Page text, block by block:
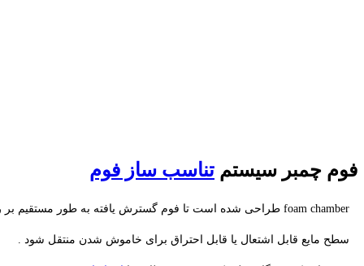
فوم چمبر سیستم تناسب ساز فوم
foam chamber طراحی شده است تا فوم گسترش یافته به طور مستقیم بر روی
سطح مایع قابل اشتعال یا قابل احتراق برای خاموش شدن منتقل شود .